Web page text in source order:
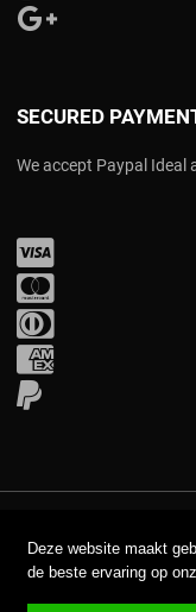
Deze website maakt
de beste ervaring op
SECURED
We accept Paypal Ideal
PayPal